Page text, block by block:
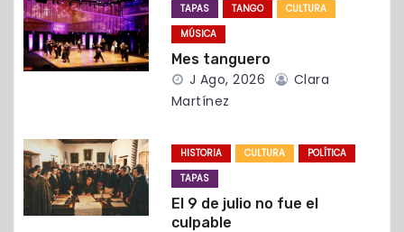
e
e
t
r
a
TAPAS TANGO
CULTURA
MÚSICA
Mes tanguero
J Ago, 2026
Clara
Martínez
HISTORIA CULTURA
POLÍTICA
TAPAS
El 9 de julio no fue el
culpable